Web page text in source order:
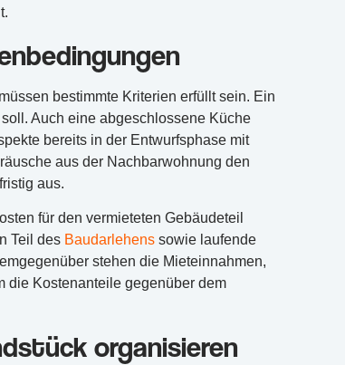
bestimmte Kriterien erfüllt sein. Ein
Auch eine abgeschlossene Küche
bereits in der Entwurfsphase mit
aus der Nachbarwohnung den
aus.
für den vermieteten Gebäudeteil
Teil des Baudarlehenssowie laufende
stehen die Mieteinnahmen,
die Kostenanteile gegenüber dem
organisieren